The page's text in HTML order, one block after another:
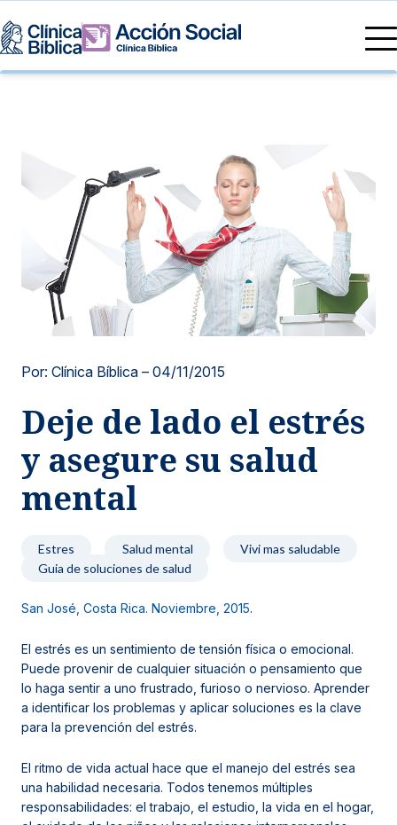
Centros de Excelencia
Servicios Generales
Servicios 24/7
Servicios Especializados
Otros Servicios
Información
Información para el Paciente
Sobre nosotros
Investigación, Innovación y Docencia
Sedes
Noticias y blog
Por: Clínica Bíblica – 04/11/2015
Deje de lado el estrés
y asegure su salud
mental
Estres Salud mental
Vivi mas saludable
Guia de soluciones de salud
San José, Costa Rica. Noviembre, 2015.
El estrés es un sentimiento de tensión física o emocional.
Puede provenir de cualquier situación o pensamiento que
lo haga sentir a uno frustrado, furioso o nervioso. Aprender
a identificar los problemas y aplicar soluciones es la clave
para la prevención del estrés.
El ritmo de vida actual hace que el manejo del estrés sea
una habilidad necesaria. Todos tenemos múltiples
responsabilidades: el trabajo, el estudio, la vida en el hogar,